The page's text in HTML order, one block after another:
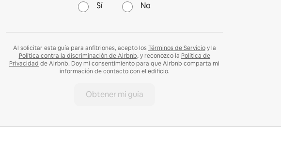
Sí No
Al solicitar esta guía para anfitriones, acepto los Términos de Servicioy la
Política contra la discriminación de Airbnb,y reconozco la Política de
Privacidad de Airbnb. Doy mi consentimiento para que Airbnb comparta mi
información de contacto con el edificio.
Obtener mi guía